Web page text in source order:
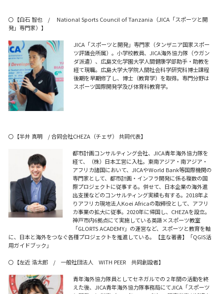
〇【白石 智也 / National Sports Council of Tanzania（JICA「スポーツと開
発」専門家）】
JICA「スポーツと開発」専門家（タンザニア国家スポー
ツ評議会所属）。小学校教員、JICA海外協力隊（ウガン
ダ派遣）、広島文化学園大学人間健康学部助手・助教を
経て現職。広島大学大学院人間社会科学研究科博士課程
後期を早期修了し、博士（教育学）を取得。専門分野は
スポーツ国際開発学及び体育科教育学。
〇【半井 真明 / 合同会社CHEZA（チェザ） 共同代表】
都市計画コンサルティング会社、JICA青年海外協力隊を
経て、（株）日本工営に入社。東南アジア・南アジア・
アフリカ諸国において、JICAやWorld Bank等国際機関の
専門家として、都市計画・インフラ開発に係る複数の国
際プロジェクトに従事する。併せて、日本企業の海外進
出支援などのコンサルティング実績も有する。2018年よ
りアフリカ現地法人Koei Africaの取締役として、アフリ
カ事業の拡大に従事。2020年に帰国し、CHEZAを設立。
神戸市内6拠点にて実施している英語×スポーツ教室
「GLORTS ACADEMY」の運営など、スポーツと教育を軸
に、日本と海外をつなぐ各種プロジェクトを推進している。【主な著書】「QGIS活
用ガイドブック」
〇【左近 浩太郎 / 一般社団法人 WITH PEER 共同創設者】
青年海外協力隊員としてセネガルでの２年間の活動を終
えた後、JICA青年海外協力隊事務局にてJICA「スポーツ